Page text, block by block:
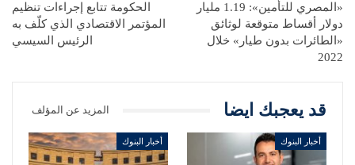
«المصري للتأمين»: 1.19 مليار
دولار أقساط متوقعة لوثائق
«الطائرات بدون طيار» خلال
2022
الحكومة تتابع إجراءات تنظيم
المؤتمر الاقتصادي الذي كلّف به
الرئيس السيسي
قد يعجبك ايضا المزيد عن المؤلف
أخبار البنوك أخبار البنوك